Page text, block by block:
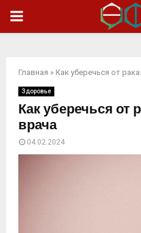
ОСНОВНОЕ
Главная » Как уберечься от
Здоровье
Как уберечься от
врача
04.02.2024